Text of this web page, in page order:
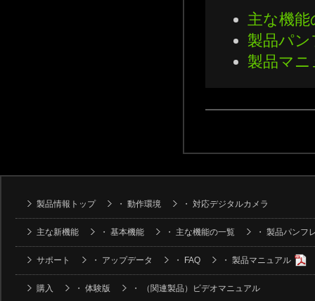
主な機能
製品パ
製品マ
製品情報トップ ・ 動作環境 ・ 対応デジタルカメラ
主な新機能 ・ 基本機能 ・ 主な機能の一覧 ・ 製品パンフ
サポート ・ アップデータ ・ FAQ ・ 製品マニュアル
購入 ・ 体験版 ・ （関連製品）ビデオマニュアル